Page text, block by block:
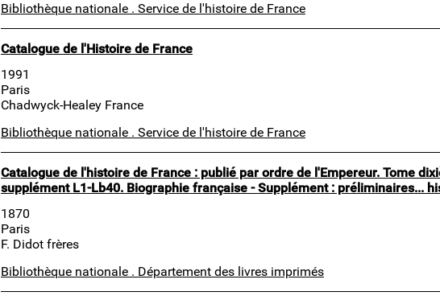
Bibliothèque nationale . Service de l'histoire de France
Catalogue de l'Histoire de France
1991
Paris
Chadwyck-Healey France
Bibliothèque nationale . Service de l'histoire de France
Catalogue de l'histoire de France : publié par ordre de l'Empereur. Tome
supplément L1-Lb40. Biographie française - Supplément : préliminaires...
1870
Paris
F. Didot frères
Bibliothèque nationale . Département des livres imprimés